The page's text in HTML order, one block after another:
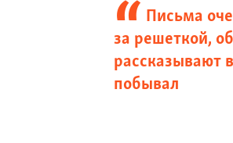
Письма
за решеткой,
рассказывают
побывал